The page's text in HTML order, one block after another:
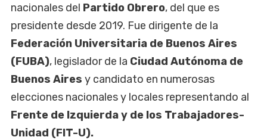
nacionales del Partido Obrero, del que es
presidente desde 2019. Fue dirigente de la
Federación Universitaria de Buenos Aires
(FUBA), legislador de la Ciudad Autónoma de
Buenos Aires y candidato en numerosas
elecciones nacionales y locales representando al
Frente de Izquierda y de los Trabajadores-
Unidad (FIT-U).